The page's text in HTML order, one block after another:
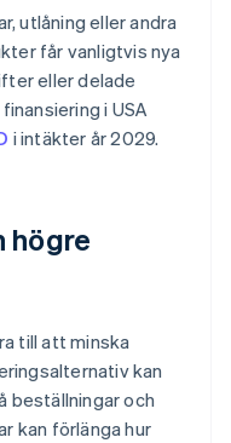
utlåning eller andra
får vanligtvis nya
eller delade
i USA
i intäkter år 2029.
högre
till att minska
kan
beställningar och
kan förlänga hur